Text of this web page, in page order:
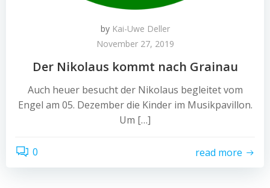
by Kai-Uwe Deller
November 27, 2019
Der Nikolaus kommt nach Grainau
Auch heuer besucht der Nikolaus begleitet vom
Engel am 05. Dezember die Kinder im Musikpavillon.
Um […]
0 read more